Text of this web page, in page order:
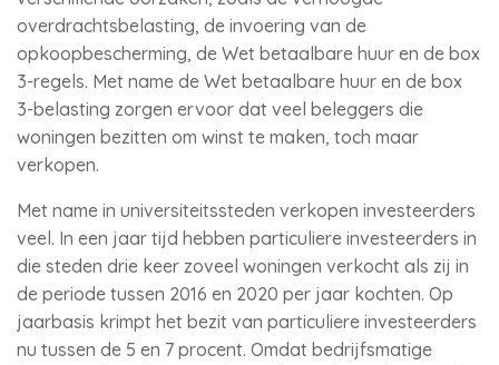
overdrachtsbelasting, de invoering van de
opkoopbescherming, de Wet betaalbare huur en de box
3-regels. Met name de Wet betaalbare huur en de box
3-belasting zorgen ervoor dat veel beleggers die
woningen bezitten om winst te maken, toch maar
verkopen.
Met name in universiteitssteden verkopen investeerders
veel. In een jaar tijd hebben particuliere investeerders in
die steden drie keer zoveel woningen verkocht als zij in
de periode tussen 2016 en 2020 per jaar kochten. Op
jaarbasis krimpt het bezit van particuliere investeerders
nu tussen de 5 en 7 procent. Omdat bedrijfsmatige